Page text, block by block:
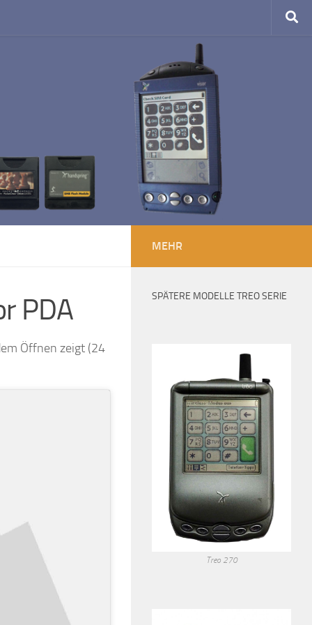
PDA
Öffnen zeigt (24
MEHR
SPÄTERE MODELLE TREO SERIE
Treo 270